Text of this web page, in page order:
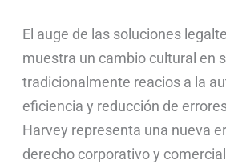
El auge de las soluciones
muestra un cambio cultural en
tradicionalmente reacios a la
eficiencia y reducción de
Harvey representa una nueva
derecho corporativo y